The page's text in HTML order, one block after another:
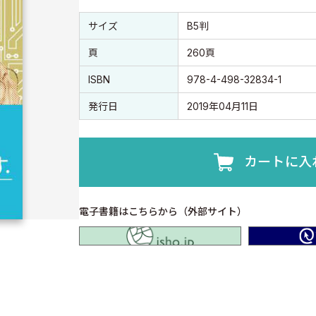
書誌情報
書誌情報
サイズ B5判
頁 260頁
ISBN 978-4-498-32834-1
発行日 2019年04月11日
カートに入
電子書籍はこちらから（外部サイト）